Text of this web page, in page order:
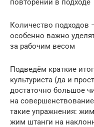
повторений в подходе
Количество подходов
особенно важно
за рабочим весом
Подведём краткие
культуриста (да и
достаточно большое
на
такие упражнения:
жим штанги на